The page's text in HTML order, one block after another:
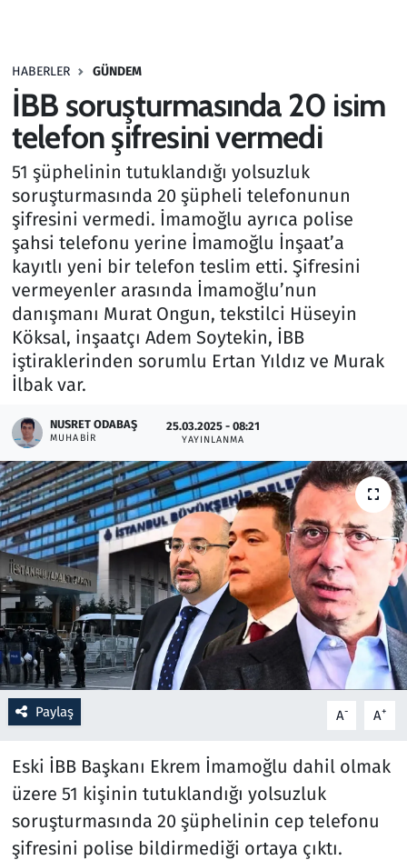
HABERLER GÜNDEM
İBB soruşturmasında 20 isim
telefon şifresini vermedi
51 şüphelinin tutuklandığı yolsuzluk
soruşturmasında 20 şüpheli telefonunun
şifresini vermedi. İmamoğlu ayrıca polise
şahsi telefonu yerine İmamoğlu İnşaat’a
kayıtlı yeni bir telefon teslim etti. Şifresini
vermeyenler arasında İmamoğlu’nun
danışmanı Murat Ongun, tekstilci Hüseyin
Köksal, inşaatçı Adem Soytekin, İBB
iştiraklerinden sorumlu Ertan Yıldız ve Murak
İlbak var.
NUSRET ODABAŞ
MUHABIR
25.03.2025 - 08:21
YAYINLANMA
Paylaş A- A+
Eski İBB Başkanı Ekrem İmamoğlu dahil olmak
üzere 51 kişinin tutuklandığı yolsuzluk
soruşturmasında 20 şüphelinin cep telefonu
şifresini polise bildirmediği ortaya çıktı.
Haber
Kültür Sanat
Kurumsal Haberler
Lezzet Durağı
Memur ve Kamu
Otomobil
Oyun
Rüya Tabirleri
Sağlık
Savunma Sanayi
Seçim 2023
Spor
Teknoloji ve Bilim
Televizyon